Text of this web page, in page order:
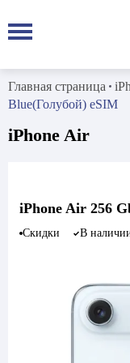
Главная страница
Blue(Голубой) eSIM
iPhone Air
iPhone Air 256
Скидки В